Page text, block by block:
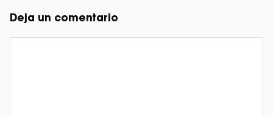
Deja un comentario